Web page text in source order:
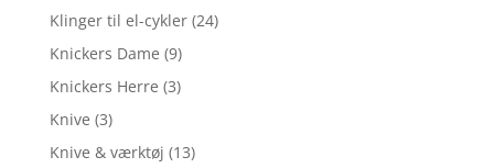
Klinger til el-cykler (24)
Knickers Dame (9)
Knickers Herre (3)
Knive (3)
Knive & værktøj (13)